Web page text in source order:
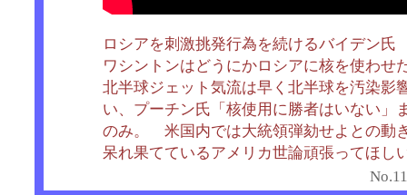
ロシアを刺激挑発行為を続けるバイデン氏
ワシントンはどうにかロシアに核を使わせ
北半球ジェット気流は早く北半球を汚染影
い、プーチン氏「核使用に勝者はいない」
のみ。 米国内では大統領弾劾せよとの動
呆れ果てているアメリカ世論頑張ってほ